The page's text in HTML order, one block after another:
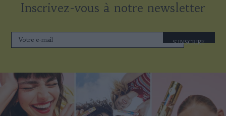
Inscrivez-vous à notre newsletter
S'INSCRIRE